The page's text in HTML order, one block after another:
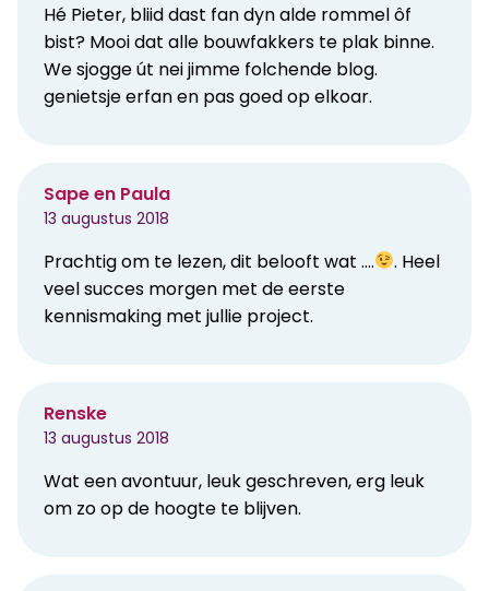
Hé Pieter, bliid dast fan dyn alde rommel ôf
bist? Mooi dat alle bouwfakkers te plak binne.
We sjogge út nei jimme folchende blog.
genietsje erfan en pas goed op elkoar.
Sape en Paula
13 augustus 2018
Prachtig om te lezen, dit belooft wat ….
. Heel
veel succes morgen met de eerste
kennismaking met jullie project.
Renske
13 augustus 2018
Wat een avontuur, leuk geschreven, erg leuk
om zo op de hoogte te blijven.